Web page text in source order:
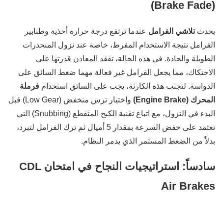
(Brake Fade)
يحدثتلاشي الفرامل عندما ترتفع درجة حرارة أحذية وطنابير
الفرامل نتيجة الاستخدام المفرط، خاصة عند نزول المنحدرات
الطويلة والحادة. في هذه الحالة، تفقد المعادن قدرتها على
الاحتكاك، مما يجعل الفرامل غير فعالة مهما ضغط السائق على
الدواسة. لتجنب هذه الكارثة، يجب على السائق استخدام فرملة
المحرك (Engine Brake)
واختيار ترس منخفض (Low Gear) قبل
البدء في النزول، مع اتباع تقنية الكبح المتقطع (Snubbing) التي
تعتمد على خفض السرعة بمقدار 5 أميال ثم ترك الفرامل لتبرد،
بدلاً من الضغط المستمر الذي يدمر النظام.
سادساً: استراتيجيات النجاح في امتحان CDL
Air Brakes